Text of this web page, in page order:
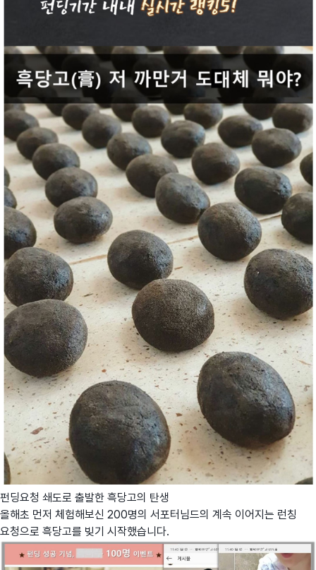
펀딩요청 쇄도로 출발한 흑당고의 탄생
올해초 먼저 체험해보신 200명의 서포터님드의 계속 이어지는 런칭
요청으로 흑당고를 빚기 시작했습니다.